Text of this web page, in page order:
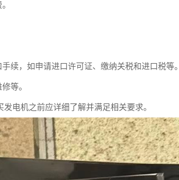
续，如申请进口许可证、缴纳关税和进口税等。
等。
电机之前应详细了解并满足相关要求。